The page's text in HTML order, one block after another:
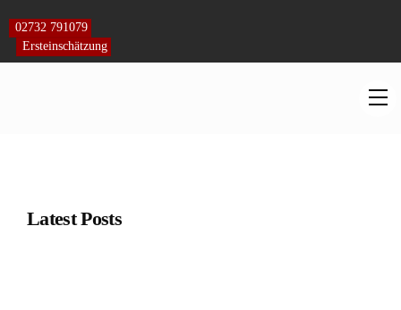
content
02732 791079
Ersteinschätzung
Latest Posts